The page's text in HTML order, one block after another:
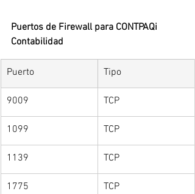
Puertos de Firewall para CONTPAQi
Contabilidad
Puerto Tipo
9009 TCP
1099 TCP
1139 TCP
1775 TCP